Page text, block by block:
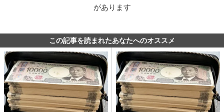
があります
この記事を読まれたあなたへのオススメ